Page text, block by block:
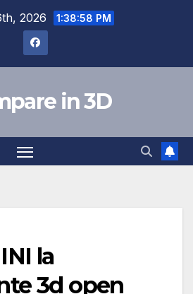
2026 1:38:59 PM
in 3D
la
3d open